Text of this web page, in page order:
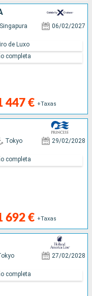
Singapura 06/02/2027
447 € +Taxas
de Luxo
completa
Tokyo 29/02/2028
692 € +Taxas
completa
27/02/2028
completa